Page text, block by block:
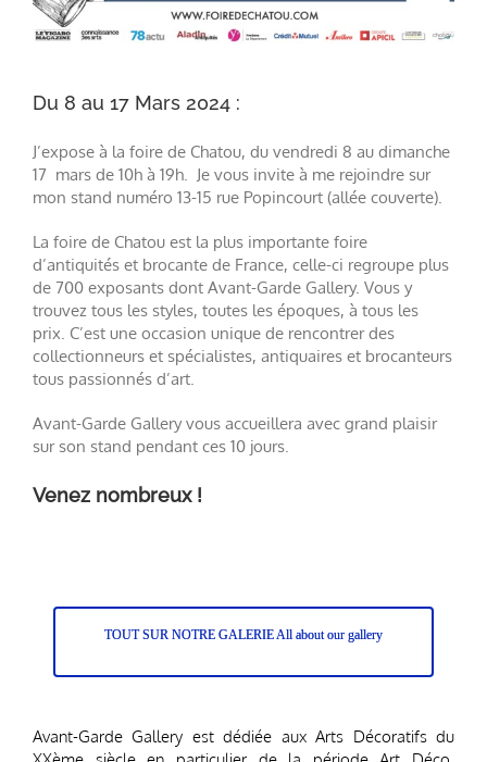
Du 8 au 17 Mars 2024 :
J’expose à la foire de Chatou, du vendredi 8 au dimanche
mon stand numéro 13-15 rue Popincourt (allée couverte).
La foire de Chatou est la plus importante foire
d’antiquités et brocante de France, celle-ci regroupe plus
de 700 exposants dont Avant-Garde Gallery. Vous y
trouvez tous les styles, toutes les époques, à tous les
prix. C’est une occasion unique de rencontrer des
tous passionnés d’art.
sur son stand pendant ces 10 jours.
TOUT SUR NOTRE GALERIE All about our gallery